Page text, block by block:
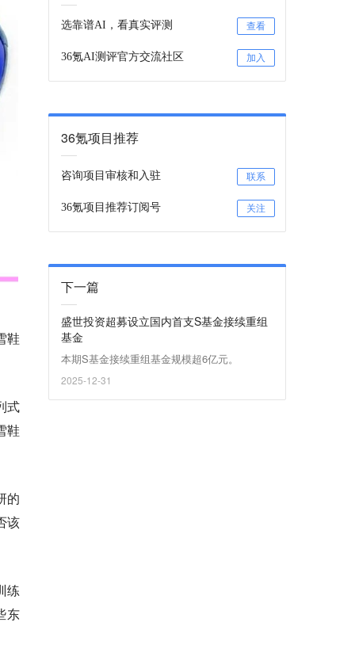
鞋
式
鞋
的
该
练
东
选靠谱AI，看真实评测 查看
36氪AI测评官方交流社区 加入
36氪项目推荐
咨询项目审核和入驻 联系
36氪项目推荐订阅号 关注
下一篇
盛世投资超募设立国内首支S基金接续重组
基金
本期S基金接续重组基金规模超6亿元。
2025-12-31